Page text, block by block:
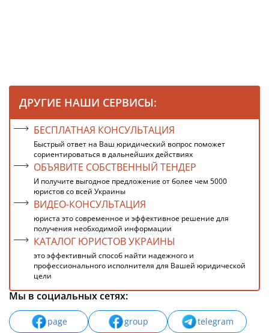
ДРУГИЕ НАШИ СЕРВИСЫ:
БЕСПЛАТНАЯ КОНСУЛЬТАЦИЯ
Быстрый ответ на Ваш юридический вопрос поможет
сориентироваться в дальнейших действиях
ОБЪЯВИТЕ СОБСТВЕННЫЙ ТЕНДЕР
И получите выгодное предложение от более чем 5000
юристов со всей Украины
ВИДЕО-КОНСУЛЬТАЦИЯ
юриста это современное и эффективное решение для
получения необходимой информации
КАТАЛОГ ЮРИСТОВ УКРАИНЫ
это эффективный способ найти надежного и
профессионального исполнителя для Вашей юридической
цели
Мы в социальных сетях:
page group
telegram